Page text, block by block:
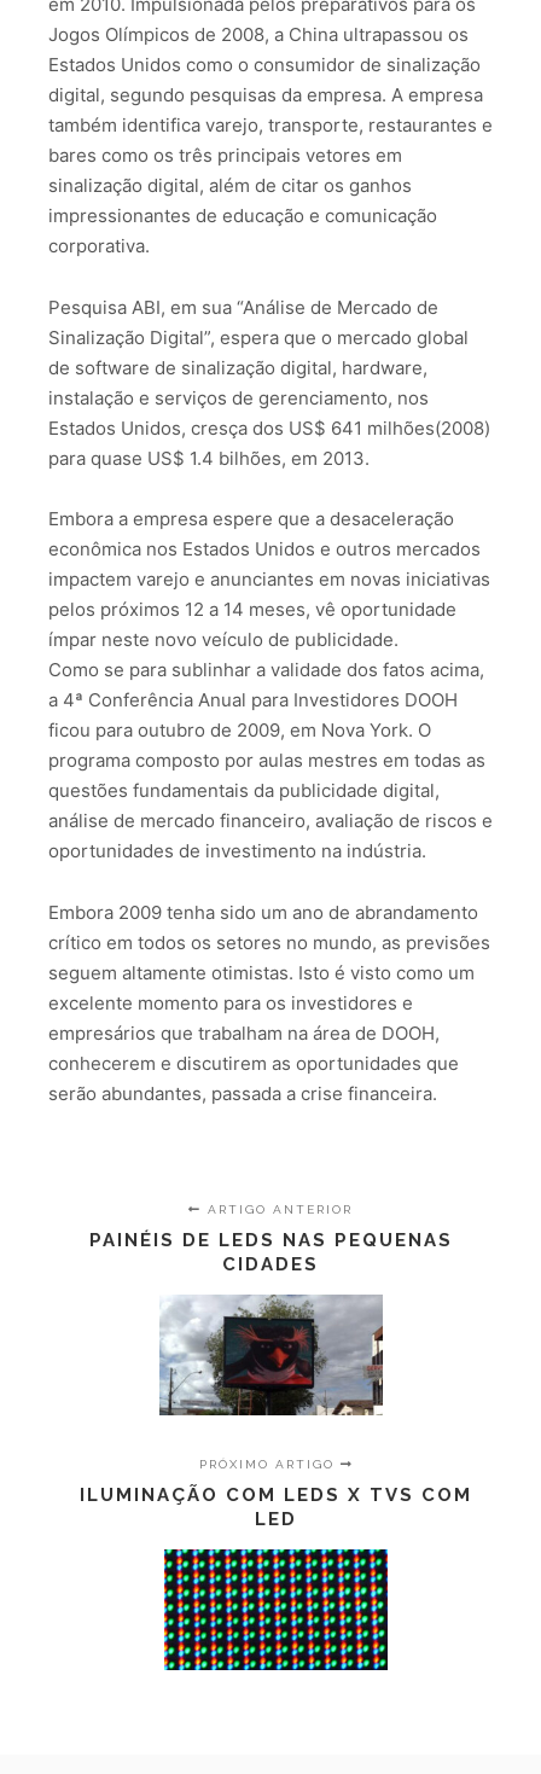
Jogos Olímpicos de 2008, a China ultrapassou os
Estados Unidos como o consumidor de sinalização
digital, segundo pesquisas da empresa. A empresa
também identifica varejo, transporte, restaurantes e
bares como os três principais vetores em
sinalização digital, além de citar os ganhos
impressionantes de educação e comunicação
corporativa.
Pesquisa ABI, em sua “Análise de Mercado de
Sinalização Digital”, espera que o mercado global
de software de sinalização digital, hardware,
instalação e serviços de gerenciamento, nos
Estados Unidos, cresça dos US$ 641 milhões(2008)
para quase US$ 1.4 bilhões, em 2013.
Embora a empresa espere que a desaceleração
econômica nos Estados Unidos e outros mercados
impactem varejo e anunciantes em novas iniciativas
pelos próximos 12 a 14 meses, vê oportunidade
ímpar neste novo veículo de publicidade.
Como se para sublinhar a validade dos fatos acima,
a 4ª Conferência Anual para Investidores DOOH
ficou para outubro de 2009, em Nova York. O
programa composto por aulas mestres em todas as
questões fundamentais da publicidade digital,
análise de mercado financeiro, avaliação de riscos e
oportunidades de investimento na indústria.
Embora 2009 tenha sido um ano de abrandamento
crítico em todos os setores no mundo, as previsões
seguem altamente otimistas. Isto é visto como um
excelente momento para os investidores e
empresários que trabalham na área de DOOH,
conhecerem e discutirem as oportunidades que
serão abundantes, passada a crise financeira.
ARTIGO ANTERIOR
PAINÉIS DE LEDS NAS PEQUENAS
CIDADES
PRÓXIMO ARTIGO
ILUMINAÇÃO COM LEDS X TVS COM
LED